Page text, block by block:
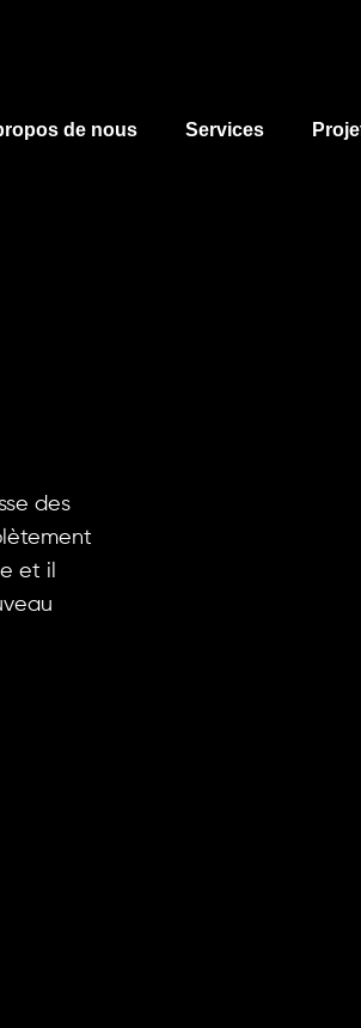
de nous Services
des
et il